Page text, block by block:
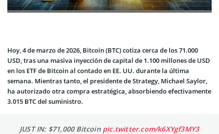
Hoy, 4 de marzo de 2026, Bitcoin (BTC) cotiza cerca de los 71.000
USD, tras una masiva inyección de capital de 1.100 millones de USD
en los ETF de Bitcoin al contado en EE. UU. durante la última
semana. Mientras tanto, el presidente de Strategy, Michael Saylor,
ha autorizado otra compra estratégica, absorbiendo efectivamente
3.015 BTC del suministro.
JUST IN: $71,000 Bitcoin pic.twitter.com/k6XYgf3MY3